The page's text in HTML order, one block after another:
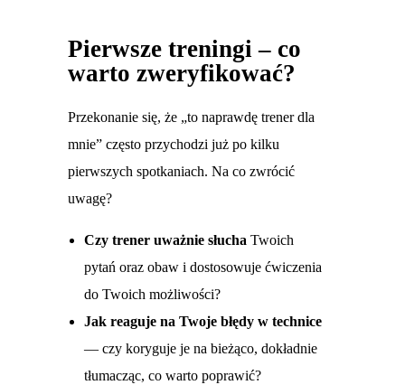
Pierwsze treningi – co
warto zweryfikować?
Przekonanie się, że „to naprawdę trener dla
mnie” często przychodzi już po kilku
pierwszych spotkaniach. Na co zwrócić
uwagę?
Czy trener uważnie słucha Twoich
pytań oraz obaw i dostosowuje ćwiczenia
do Twoich możliwości?
Jak reaguje na Twoje błędy w technice
— czy koryguje je na bieżąco, dokładnie
tłumacząc, co warto poprawić?